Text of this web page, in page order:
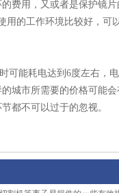
费用，又或者是保护镜
的工作环境比较好，可
可能耗电达到6度左右，
城市所需要的价格可能
都不可以过于的忽视。